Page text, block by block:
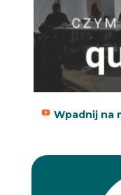
Wpadnij na